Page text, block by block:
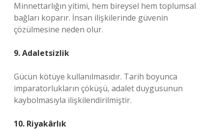
Minnettarlığın yitimi, hem bireysel hem toplumsal
bağları koparır. İnsan ilişkilerinde güvenin
çözülmesine neden olur.
9. Adaletsizlik
Gücün kötüye kullanılmasıdır. Tarih boyunca
imparatorlukların çöküşü, adalet duygusunun
kaybolmasıyla ilişkilendirilmiştir.
10. Riyakârlık